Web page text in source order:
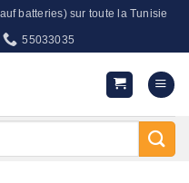
batteries) sur toute la Tunisie
55033035